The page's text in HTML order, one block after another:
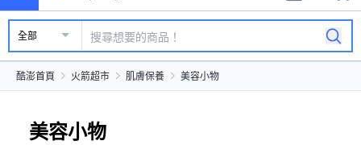
全部
酷澎首頁 火箭超市 肌膚保養 美容小物
美容小物